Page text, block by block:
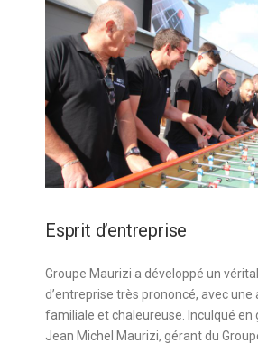
Esprit d’entreprise
Groupe Maurizi a développé un
d’entreprise très prononcé, avec
familiale et chaleureuse. Inculqué en
Jean Michel Maurizi, gérant du